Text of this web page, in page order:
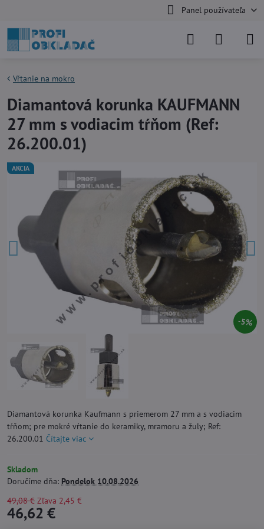
Panel používateľa
AKCIA
5%
Vŕtanie na mokro
Diamantová korunka KAUFMANN
27 mm s vodiacim tŕňom (Ref:
26.200.01)
Diamantová korunka Kaufmann s priemerom 27 mm a s vodiacim
tŕňom; pre mokré vŕtanie do keramiky, mramoru a žuly; Ref:
26.200.01 Čítajte viac
Skladom
Doručíme dňa: Pondelok 10.08.2026
49,08 € Zľava 2,45 €
46,62 €